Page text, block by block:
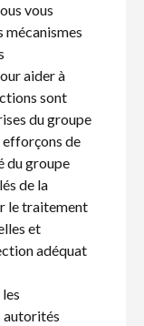
vous
mécanismes
aider à
sont
du groupe
efforçons de
du groupe
de la
le traitement
et
adéquat
autorités